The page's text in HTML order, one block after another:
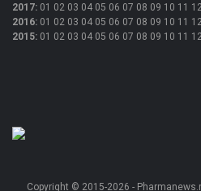
2017: 01 02 03 04 05 06 07 08 09 10 11
2016: 01 02 03 04 05 06 07 08 09 10 11
2015: 01 02 03 04 05 06 07 08 09 10 11
Copyright © 2015-2026 -